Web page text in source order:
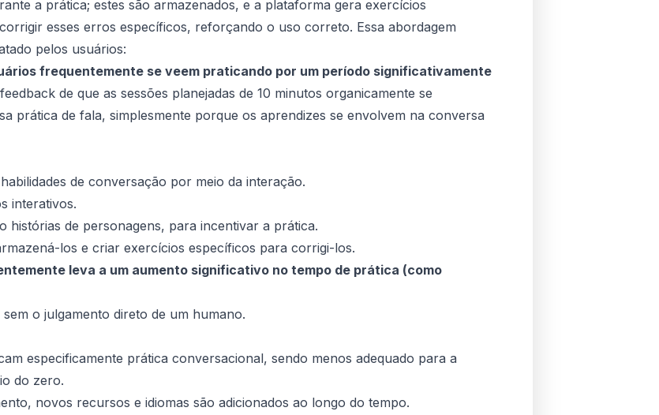
a prática; estes são armazenados, e a plataforma gera exercícios
esses erros específicos, reforçando o uso correto. Essa abordagem
pelos usuários:
frequentemente se veem praticando por um período significativamente
de que as sessões planejadas de 10 minutos organicamente se
prática de fala, simplesmente porque os aprendizes se envolvem na conversa
de conversação por meio da interação.
interativos.
de personagens, para incentivar a prática.
los e criar exercícios específicos para corrigi-los.
leva a um aumento significativo no tempo de prática (como
o julgamento direto de um humano.
especificamente prática conversacional, sendo menos adequado para a
do zero.
novos recursos e idiomas são adicionados ao longo do tempo.